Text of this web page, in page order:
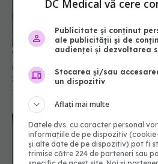
"Am fost diagnosticată cu
metastatic stadiul 4, cu 9
Simptomul care a dus-o în
14 aug 2025, 13:46
DC Medical vă cere
Publicitate și conținut
ale publicității și de
audienței și dezvoltarea
Stocarea și/sau
un dispozitiv
Aflați mai multe
Datele dvs. cu caracter personal
informațiile de pe dispozitiv
și alte date de pe dispozitiv) pot fi
trimise către 224 de parteneri sau